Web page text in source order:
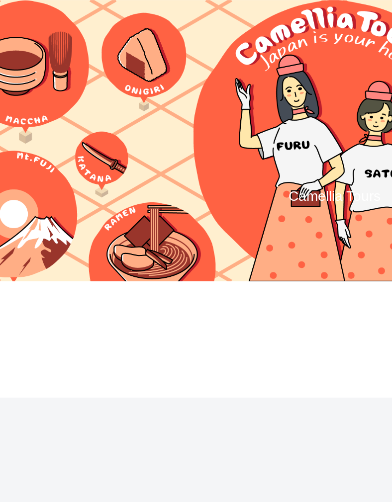
Camellia Tours